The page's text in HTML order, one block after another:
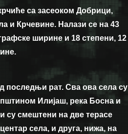
са засеоком Добрици,
и Крчевине. Налази се на 43
ширине и 18 степени, 12
последњи рат. Сва ова села су
Илијаш, река Босна и
су смештени на две терасе
села, и друга, нижа, на